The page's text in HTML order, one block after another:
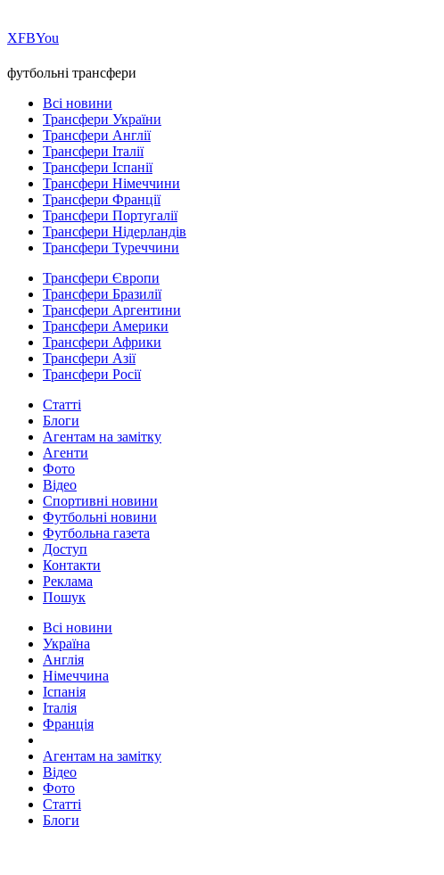
ХFBYou
футбольні трансфери
Всі новини
Трансфери України
Трансфери Англії
Трансфери Італії
Трансфери Іспанії
Трансфери Німеччини
Трансфери Франції
Трансфери Португалії
Трансфери Нідерландів
Трансфери Туреччини
Трансфери Європи
Трансфери Бразилії
Трансфери Аргентини
Трансфери Америки
Трансфери Африки
Трансфери Азії
Трансфери Росії
Статті
Блоги
Агентам на замітку
Агенти
Фото
Відео
Спортивні новини
Футбольні новини
Футбольна газета
Доступ
Контакти
Реклама
Пошук
Всі новини
Україна
Англія
Німеччина
Іспанія
Італія
Франція
Агентам на замітку
Відео
Фото
Статті
Блоги